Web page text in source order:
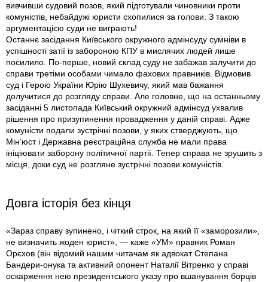
вивчивши судовий позов, який підготували чиновники проти
комуністів, небайдужі юристи схопилися за голови. З такою
аргументацією суди не виграють!
Останнє засідання Київського окружного адмінсуду сумніви в
успішності затії із забороною КПУ в мислячих людей лише
посилило. По-перше, новий склад суду не забажав залучити до
справи третіми особами чимало фахових правників. Відмовив
суд і Герою України Юрію Шухевичу, який мав бажання
долучитися до розгляду справи. Але головне, що на останньому
засіданні 5 листопада Київський окружний адмінсуд ухвалив
рішення про призупинення провадження у даній справі. Адже
комуністи подали зустрічні позови, у яких стверджують, що
Мін’юст і Державна реєстраційна служба не мали права
ініціювати заборону політичної партії. Тепер справа не зрушить з
місця, доки суд не розгляне зустрічні позови комуністів.
Довга історія без кінця
«Зараз справу зупинено, і чіткий строк, на який її «заморозили»,
не визначить жоден юрист», — каже «УМ» правник Роман
Орєхов (він відомий нашим читачам як адвокат Степана
Бандери-онука та активний опонент Наталії Вітренко у справі
оскарження нею президентського указу про вшанування борців